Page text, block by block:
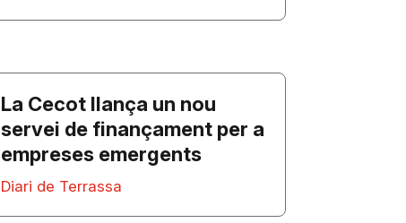
La Cecot llança un nou
servei de finançament per a
empreses emergents
Diari de Terrassa